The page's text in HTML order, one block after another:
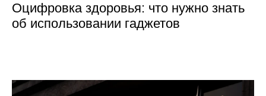
Оцифровка здоровья: что нужно знать
об использовании гаджетов